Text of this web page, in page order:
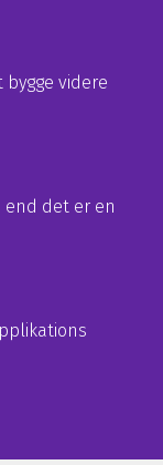
videre
end det er en